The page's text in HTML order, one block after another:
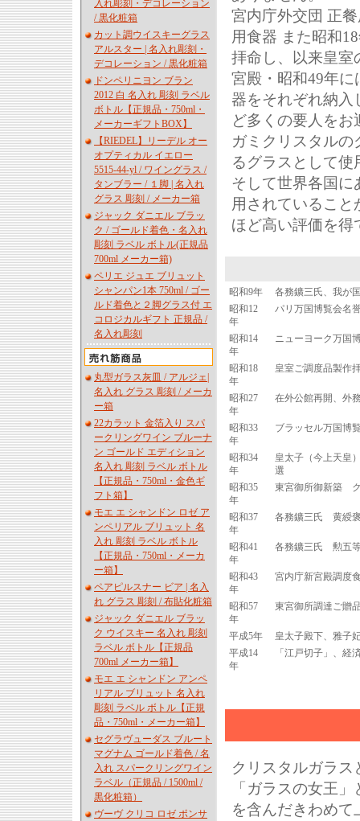
入れ彫刻・デコレーション
/ 黒化粧箱
カット調ウイスキーグラス
アルスター | 名入れ彫刻・
デコレーション / 黒化粧箱
ドンペリニヨン ブラン
2012 白 名入れ 彫刻 ラベル
ボトル【正規品・750ml・
メーカーギフトBOX】
【RIEDEL】リーデル オー
オプティカル イエロー
5515-44-yl / ワイングラス /
タンブラー / １脚 | 名入れ
グラス 彫刻 / メーカー箱
ジャック ダニエル ブラッ
ク / ゴールド着色・名入れ
彫刻 ラベル ボトル(正規品
700ml メーカー箱)
ペリエ ジュエ ブリュット
シャンパン1本 750ml / ゴー
ルド着色と２脚グラス付 エ
コロジカルギフト 正規品 /
名入れ彫刻
丸型ガラス灰皿 / アルジェ|
名入れ グラス 彫刻 / メーカ
ー箱
22カラット 金箔入り スパ
ークリングワイン ブルーナ
ン ゴールド エディション
名入れ 彫刻 ラベル ボトル
【正規品・750ml・金色ギ
フト箱】
モエ エ シャンドン ロゼ ア
ンペリアル ブリュット 名
入れ 彫刻 ラベル ボトル
【正規品・750ml・メーカ
ー箱】
ペアピルスナー ビア | 名入
れ グラス 彫刻 / 布貼化粧箱
ジャック ダニエル ブラッ
ク ウイスキー 名入れ 彫刻
ラベル ボトル【正規品
700ml メーカー箱】
モエ エ シャンドン アンペ
リアル ブリュット 名入れ
彫刻 ラベル ボトル【正規
品・750ml・メーカー箱】
セグラヴューダス ブルート
マグナム ゴールド着色 / 名
入れ スパークリングワイン
ラベル（正規品 / 1500ml /
黒化粧箱）
ヴーヴ クリコ ロゼ ポンサ
宮内庁外交団 正
用食器 また昭和
拝命し、以来皇室
宮殿・昭和49年
器をそれぞれ納入
ど多くの要人を
ガミクリスタル
るグラスとして使
そして世界各国に
用されているこ
ほど高い評価を得
昭和9年
各務鑛三氏、我が
昭和12
年
パリ万国博覧会名
昭和14
年
ニューヨーク万国
昭和18
年
皇室ご調度品製作
昭和27
年
在外公館再開、外
昭和33
年
ブラッセル万国博
昭和34
年
皇太子（今上天皇
選
昭和35
年
東宮御所御新築 ク
昭和37
年
各務鑛三氏 黄綬
昭和41
年
各務鑛三氏 勲五
昭和43
年
宮内庁新宮殿調度
昭和57
年
東宮御所調達ご贈
平成5年
皇太子殿下、雅子
平成14
年
「江戸切子」、経
クリスタルガラ
「ガラスの女王
を含んだきわめ